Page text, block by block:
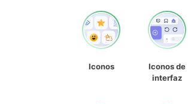
Iconos
Iconos de
interfaz